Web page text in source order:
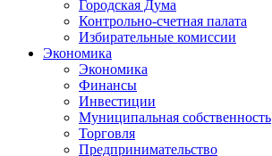
Городская Дума
Контрольно-счетная палата
Избирательные комиссии
Экономика
Экономика
Финансы
Инвестиции
Муниципальная собственность
Торговля
Предпринимательство